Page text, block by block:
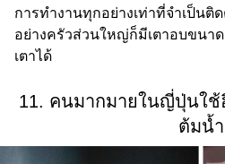
การทำงานทุกอย่างเท่าที่จำเป็นติ
อย่างครัวส่วนใหญ่ก็มีเตาอบขนา
เตาได้
11. คนมากมายในญี่ปุ่นใช้
ต้มน้ำ